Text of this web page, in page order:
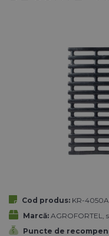
Cod produs: KR-
Marcă: AGROFORTEL,
Puncte de